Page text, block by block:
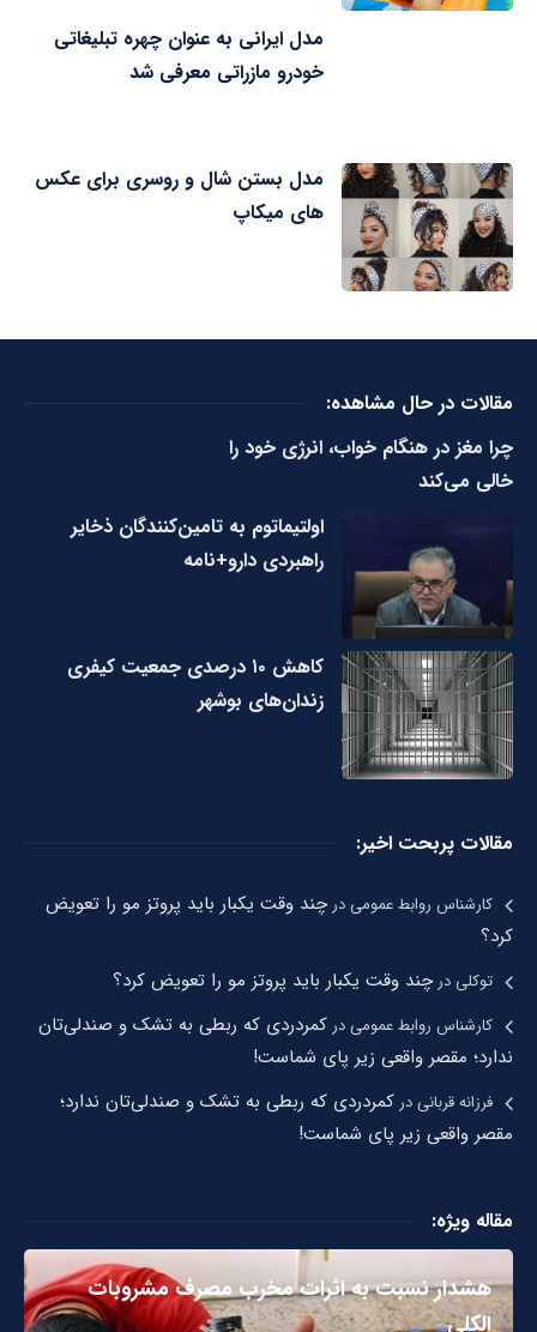
مدل ایرانی به عنوان چهره تبلیغاتی
خودرو مازراتی معرفی شد
مدل بستن شال و روسری برای عکس
های میکاپ
مقالات در حال مشاهده:
چرا مغز در هنگام خواب، انرژی خود را
خالی می‌کند
اولتیماتوم به تامین‌کنندگان ذخایر
راهبردی دارو+نامه
کاهش ۱۰ درصدی جمعیت کیفری
زندان‌های بوشهر
مقالات پربحت اخیر:
کارشناس روابط عمومیدرچند وقت یکبار باید پروتز مو را تعویض
کرد؟
توکلیدرچند وقت یکبار باید پروتز مو را تعویض کرد؟
کارشناس روابط عمومیدرکمردردی که ربطی به تشک و صندلی‌تان
ندارد؛ مقصر واقعی زیر پای شماست!
فرزانه قربانیدرکمردردی که ربطی به تشک و صندلی‌تان ندارد؛
مقصر واقعی زیر پای شماست!
مقاله ویژه:
هشدار نسبت به اثرات مخرب مصرف مشروبات
الکلی